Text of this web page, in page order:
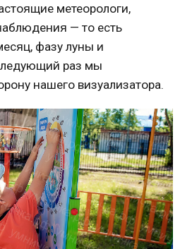
метеорологи,
— то есть
фазу луны и
раз мы
нашего визуализатора.